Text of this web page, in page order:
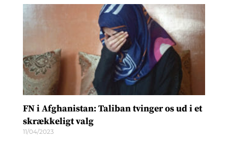
FN i Afghanistan: Taliban tvinger os ud i et
skrækkeligt valg
11/04/2023